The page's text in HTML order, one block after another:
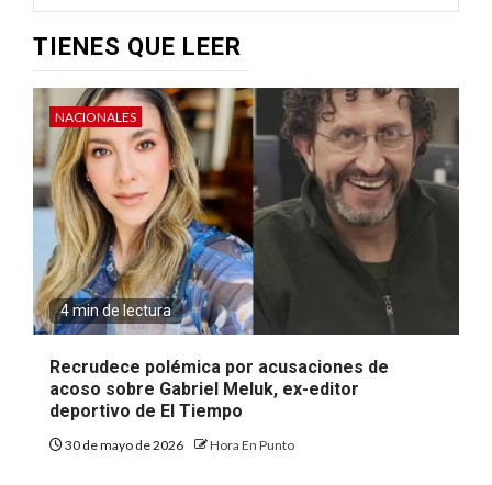
TIENES QUE LEER
NACIONALES
4 min de lectura
Recrudece polémica por acusaciones de
acoso sobre Gabriel Meluk, ex-editor
deportivo de El Tiempo
30 de mayo de 2026 Hora En Punto